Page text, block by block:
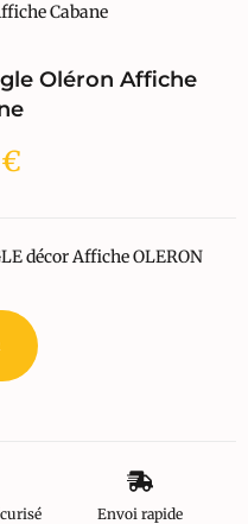
Cabane
Oléron Affiche
€
décor Affiche OLERON
Envoi rapide